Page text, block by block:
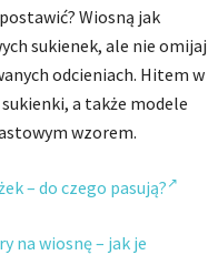
Wiosną jak
sukienek, ale nie omijaj
odcieniach. Hitem w
a także modele
wzorem.
– do czego pasują?
na wiosnę – jak je